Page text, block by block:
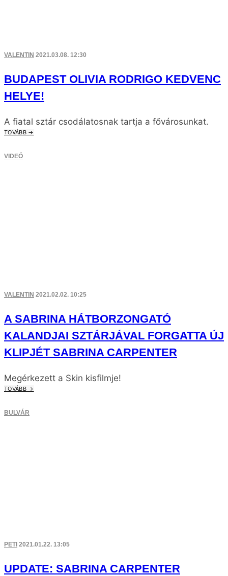
VALENTIN 2021.03.08. 12:30
BUDAPEST OLIVIA RODRIGO KEDVENC
HELYE!
A fiatal sztár csodálatosnak tartja a fővárosunkat.
TOVÁBB →
VIDEÓ
VALENTIN 2021.02.02. 10:25
A SABRINA HÁTBORZONGATÓ
KALANDJAI SZTÁRJÁVAL FORGATTA ÚJ
KLIPJÉT SABRINA CARPENTER
Megérkezett a Skin kisfilmje!
TOVÁBB →
BULVÁR
PETI 2021.01.22. 13:05
UPDATE: SABRINA CARPENTER